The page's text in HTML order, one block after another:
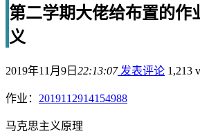
第二学期大佬给布置的作
义
2019年11月9日 22:13:07发表评论 1,213
作业： 2019112914154988
马克思主义原理